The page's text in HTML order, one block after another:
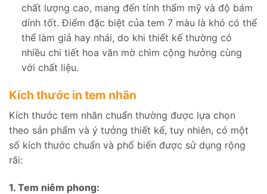
chất lượng cao, mang đến tính thẩm mỹ và độ bám
dính tốt. Điểm đặc biệt của tem 7 màu là khó có thể
thể làm giả hay nhái, do khi thiết kế thường có
nhiều chi tiết hoa văn mờ chìm cộng hưởng cùng
với chất liệu.
Kích thước in tem nhãn
Kích thước tem nhãn chuẩn thường được lựa chọn
theo sản phẩm và ý tưởng thiết kế, tuy nhiên, có một
số kích thước chuẩn và phổ biến được sử dụng rộng
rãi:
1. Tem niêm phong: